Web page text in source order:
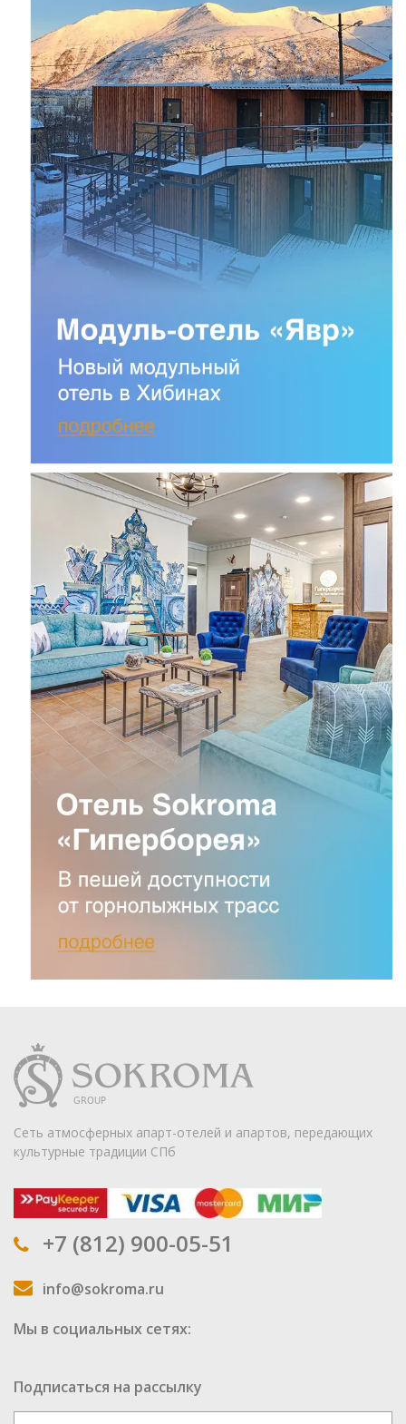
Сеть атмосферных апарт-отелей и апартов, передающих
культурные традиции СПб
+7 (812) 900-05-51
info@sokroma.ru
Мы в социальных сетях:
Подписаться на рассылку